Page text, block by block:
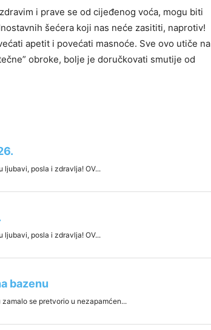
i prave se od cijeđenog voća, mogu biti
šećera koji nas neće zasititi, naprotiv!
apetit i povećati masnoće. Sve ovo utiče na
obroke, bolje je doručkovati smutije od